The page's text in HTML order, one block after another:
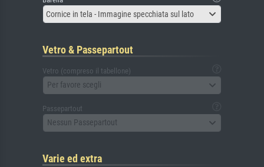
Cornice in tela - Immagine specchiata sul lato
Vetro & Passepartout
Vetro (compreso il tabellone)
Per favore scegli
Passepartout
Nessun Passepartout
Varie ed extra